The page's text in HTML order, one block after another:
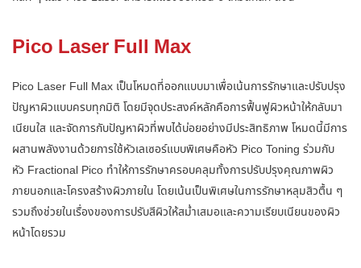
Pico Laser Full Max
Pico Laser Full Max เป็นโหมดที่ออกแบบมาเพื่อเน้นการรักษาและปรับปรุง
ปัญหาผิวแบบครบทุกมิติ โดยมีจุดประสงค์หลักคือการฟื้นฟูผิวหน้าให้กลับมา
เนียนใส และจัดการกับปัญหาผิวที่พบได้บ่อยอย่างมีประสิทธิภาพ โหมดนี้มีการ
ผสานพลังงานด้วยการใช้หัวเลเซอร์แบบพิเศษคือหัว Pico Toning ร่วมกับ
หัว Fractional Pico ทำให้การรักษาครอบคลุมทั้งการปรับปรุงคุณภาพผิว
ภายนอกและโครงสร้างผิวภายใน โดยเน้นเป็นพิเศษในการรักษาหลุมสิวตื้น ๆ
รวมถึงช่วยในเรื่องของการปรับสีผิวให้สม่ำเสมอและความเรียบเนียนของผิว
หน้าโดยรวม